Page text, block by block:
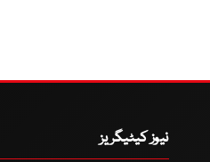
نیوز کیٹیگریز